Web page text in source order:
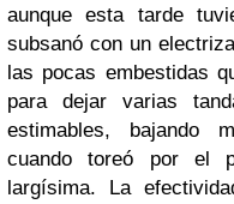
aunque esta tarde
subsanó con un
las pocas embestidas
para dejar varias
estimables, bajando
cuando toreó por el
largísima. La